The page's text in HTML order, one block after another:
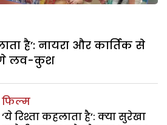
है’: नायरा और कार्तिक से
लव-कुश
फिल्म
‘ये रिश्ता कहलाता है’: क्या सुरेखा